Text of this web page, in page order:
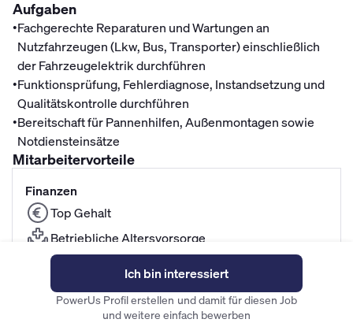
Aufgaben
•Fachgerechte Reparaturen und Wartungen an
Nutzfahrzeugen (Lkw, Bus, Transporter) einschließlich
der Fahrzeugelektrik durchführen
•Funktionsprüfung, Fehlerdiagnose, Instandsetzung und
Qualitätskontrolle durchführen
•Bereitschaft für Pannenhilfen, Außenmontagen sowie
Notdiensteinsätze
Mitarbeitervorteile
Finanzen
Top Gehalt
Betriebliche Altersvorsorge
Fitness- und Gesundheitszuschuss
Unternehmenskultur
Ich bin interessiert
PowerUs Profil erstellen und damit für diesen Job
und weitere einfach bewerben